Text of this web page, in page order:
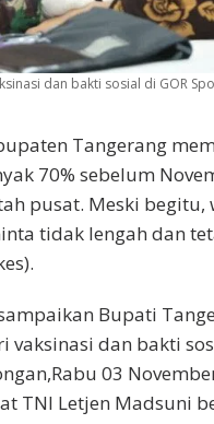
dan bakti sosial di GOR
Tangerang
70% sebelum
pusat. Meski begitu,
tidak lengah dan
Bupati
vaksinasi dan bakti
03
TNI Letjen Madsuni